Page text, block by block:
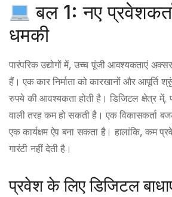
बल 1: नए
धमकी
पारंपरिक उद्योगों में, उच्च पूंजी आवश्यकताएं
हैं। एक कार निर्माता को कारखानों और आपूर्ति
रुपये की आवश्यकता होती है। डिजिटल क्षेत्र में,
वाली तरह कम हो सकती है। एक विकासकर्ता
एक कार्यक्षम ऐप बना सकता है। हालांकि, कम
गारंटी नहीं देती है।
प्रवेश के लिए डिजिटल